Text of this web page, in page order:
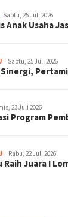
Sabtu, 25 Juli 2026
Anak Usaha
Sabtu, 25 Juli 2026
23 Juli 2026
Program
Rabu, 22 Juli 2026
Raih Juara I